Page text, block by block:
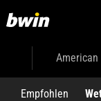
Empfohlen